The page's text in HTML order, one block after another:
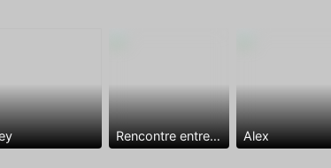
Rencontre entre mecs Alex